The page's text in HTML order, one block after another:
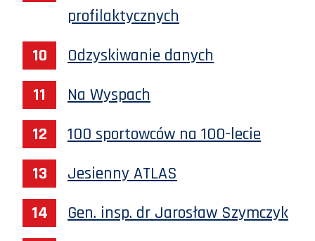
profilaktycznych
Odzyskiwanie danych
Na Wyspach
100 sportowców na 100-lecie
Jesienny ATLAS
Gen. insp. dr Jarosław Szymczyk